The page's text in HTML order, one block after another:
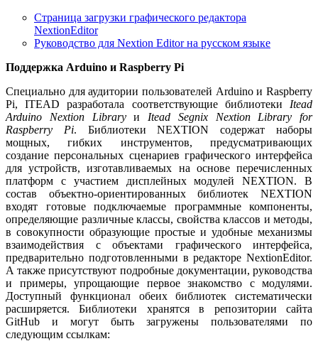
Страница загрузки графического редактора
NextionEditor
Руководство для Nextion Editor на русском языке
Поддержка Arduino и Raspberry Pi
Специально для аудитории пользователей Arduino и Raspberry
Pi, ITEAD разработала соответствующие библиотеки Itead
Arduino Nextion Libraryи Itead Segnix Nextion Library for
Raspberry Pi. Библиотеки NEXTION содержат наборы
мощных, гибких инструментов, предусматривающих
создание персональных сценариев графического интерфейса
для устройств, изготавливаемых на основе перечисленных
платформ с участием дисплейных модулей NEXTION. В
состав объектно-ориентированных библиотек NEXTION
входят готовые подключаемые программные компоненты,
определяющие различные классы, свойства классов и методы,
в совокупности образующие простые и удобные механизмы
взаимодействия с объектами графического интерфейса,
предварительно подготовленными в редакторе NextionEditor.
А также присутствуют подробные документации, руководства
и примеры, упрощающие первое знакомство с модулями.
Доступный функционал обеих библиотек систематически
расширяется. Библиотеки хранятся в репозитории сайта
GitHub и могут быть загружены пользователями по
следующим ссылкам: